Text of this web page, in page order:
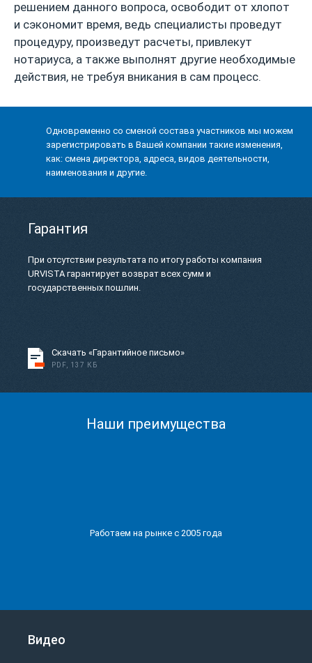
решением данного вопроса, освободит от хлопот
и сэкономит время, ведь специалисты проведут
процедуру, произведут расчеты, привлекут
нотариуса, а также выполнят другие необходимые
действия, не требуя вникания в сам процесс.
Одновременно со сменой состава участников мы можем
зарегистрировать в Вашей компании такие изменения,
как: смена директора, адреса, видов деятельности,
наименования и другие.
Гарантия
При отсутствии результата по итогу работы компания
URVISTA гарантирует возврат всех сумм и
государственных пошлин.
Скачать «Гарантийное письмо»
PDF, 137 КБ
Наши преимущества
Работаем на рынке с 2005 года
Видео